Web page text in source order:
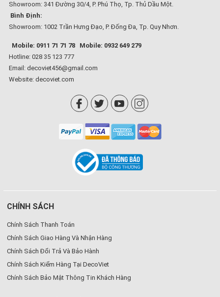
Showroom: 341 Đường 30/4, P. Phú Thọ, Tp. Thủ Dầu Một.
Bình Định:
Showroom: 1002 Trần Hưng Đạo, P. Đống Đa, Tp. Quy Nhơn.
Mobile: 0911 71 71 78
Mobile: 0932 649 279
Hotline: 028 35 123 777
Email: decoviet456@gmail.com
Website: decoviet.com
CHÍNH SÁCH
Chính Sách Thanh Toán
Chính Sách Giao Hàng Và Nhận Hàng
Chính Sách Đổi Trả Và Bảo Hành
Chính Sách Kiểm Hàng Tại DecoViet
Chính Sách Bảo Mật Thông Tin Khách Hàng